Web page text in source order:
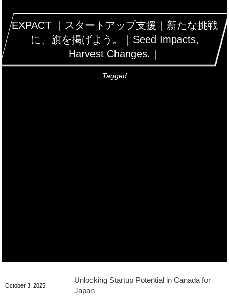
EXPACT ｜スタートアップ支援｜新たな挑戦
に、旗を掲げよう。｜Seed Impacts,
Harvest Changes.｜
Tagged
October 3 2025
Unlocking Startup Potential in Canada for
Japan